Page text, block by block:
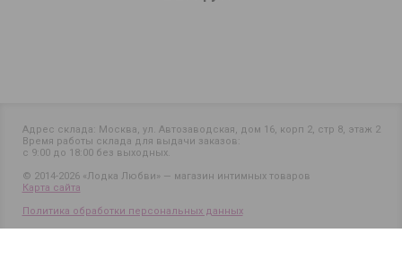
Адрес склада: Москва, ул. Автозаводская, дом 16, корп 2, стр 8, этаж 2
Время работы склада для выдачи заказов:
с 9:00 до 18:00 без выходных.
© 2014-2026 «Лодка Любви» — магазин интимных товаров
Карта сайта
Политика обработки персональных данных